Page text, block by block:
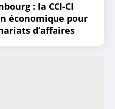
: la CCI-CI
économique pour
d’affaires